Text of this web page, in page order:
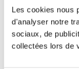
Les cookies nous
d'analyser notre
sociaux, de
collectées lors de